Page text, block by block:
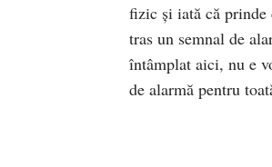
fizic și iată că
tras un semnal de
întâmplat aici, nu e
de alarmă pentru